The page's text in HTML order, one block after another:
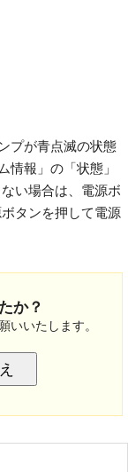
プが青点滅の状態
情報」の「状態」
い場合は、電源ボ
タンを押して電源
か？
いいたします。